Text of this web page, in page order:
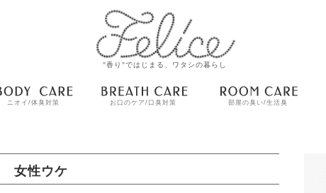
"香り"ではじまる、ワタシの暮らし
ニオイ/体臭対策 お口のケア/口臭対策 部屋の臭い/生活臭
女性ウケ